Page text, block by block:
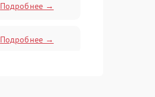
Подробнее →
Подробнее →